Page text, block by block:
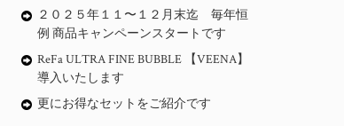
２０２５年１１〜１２月末迄 毎年恒
例 商品キャンペーンスタートです
ReFa ULTRA FINE BUBBLE 【VEENA】
導入いたします
更にお得なセットをご紹介です